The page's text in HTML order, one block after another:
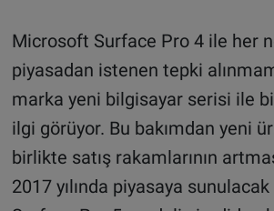
Microsoft Surface Pro 4 ile her
piyasadan istenen tepki
marka yeni bilgisayar serisi ile
ilgi görüyor. Bu bakımdan yeni
birlikte satış rakamlarının
2017 yılında piyasaya